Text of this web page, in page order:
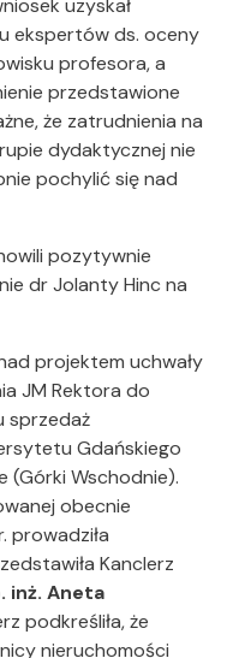
uzyskał
ekspertów ds. oceny
profesora, a
przedstawione
że zatrudnienia na
dydaktycznej nie
pochylić się nad
pozytywnie
dr Jolanty Hinc na
projektem uchwały
JM Rektora do
sprzedaż
Gdańskiego
(Górki Wschodnie).
obecnie
prowadziła
Kanclerz
inż. Aneta
podkreśliła, że
nieruchomości